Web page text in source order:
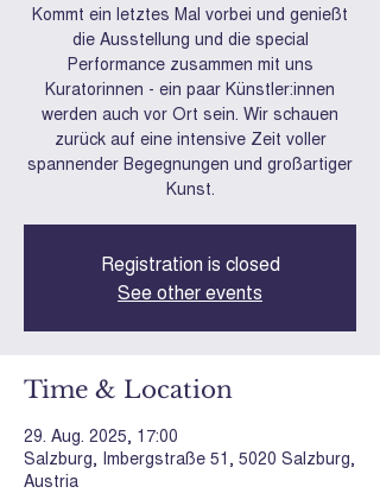
Kommt ein letztes Mal vorbei und genießt
die Ausstellung und die special
Performance zusammen mit uns
Kuratorinnen - ein paar Künstler:innen
werden auch vor Ort sein. Wir schauen
zurück auf eine intensive Zeit voller
spannender Begegnungen und großartiger
Kunst.
Registration is closed
See other events
Time & Location
29. Aug. 2025, 17:00
Salzburg, Imbergstraße 51, 5020 Salzburg,
Austria